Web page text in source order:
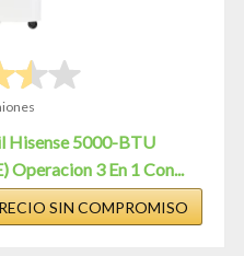
Hisense 5000-BTU
3 En 1 Con...
SIN COMPROMISO